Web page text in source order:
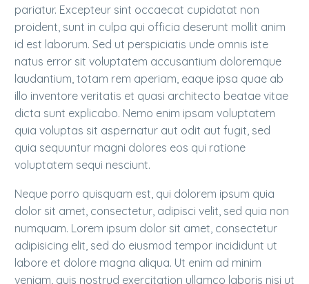
pariatur. Excepteur sint occaecat cupidatat non
proident, sunt in culpa qui officia deserunt mollit anim
id est laborum. Sed ut perspiciatis unde omnis iste
natus error sit voluptatem accusantium doloremque
laudantium, totam rem aperiam, eaque ipsa quae ab
illo inventore veritatis et quasi architecto beatae vitae
dicta sunt explicabo. Nemo enim ipsam voluptatem
quia voluptas sit aspernatur aut odit aut fugit, sed
quia sequuntur magni dolores eos qui ratione
voluptatem sequi nesciunt.
Neque porro quisquam est, qui dolorem ipsum quia
dolor sit amet, consectetur, adipisci velit, sed quia non
numquam. Lorem ipsum dolor sit amet, consectetur
adipisicing elit, sed do eiusmod tempor incididunt ut
labore et dolore magna aliqua. Ut enim ad minim
veniam, quis nostrud exercitation ullamco laboris nisi ut